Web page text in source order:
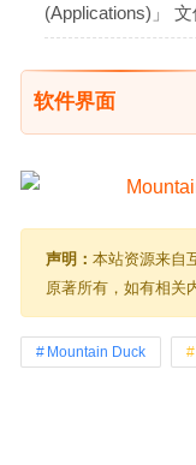
(Applications)」
软件界面
声明： 本站资源来自
原著所有，如有相关
Mountain Duck